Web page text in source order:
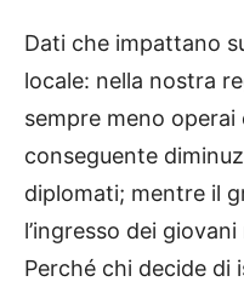
Dati che impattano
locale: nella nostra
sempre meno
conseguente
diplomati; mentre il
l’ingresso dei
Perché chi decide di